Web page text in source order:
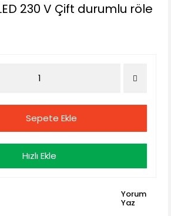
230 V Çift durumlu röle
Sepete Ekle
Hızlı Ekle
Yorum
Yaz